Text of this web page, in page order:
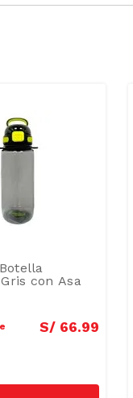
con Asa
S/ 66.99